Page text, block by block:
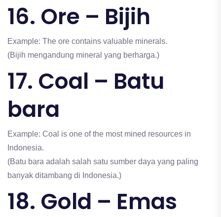
16. Ore – Bijih
Example: The ore contains valuable minerals.
(Bijih mengandung mineral yang berharga.)
17. Coal – Batu
bara
Example: Coal is one of the most mined resources in
Indonesia.
(Batu bara adalah salah satu sumber daya yang paling
banyak ditambang di Indonesia.)
18. Gold – Emas